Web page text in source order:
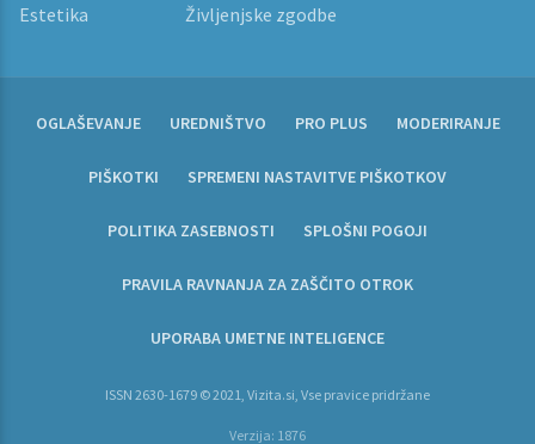
Estetika
Življenjske zgodbe
OGLAŠEVANJE UREDNIŠTVO PRO PLUS MODERIRANJE
PIŠKOTKI SPREMENI NASTAVITVE PIŠKOTKOV
POLITIKA ZASEBNOSTI SPLOŠNI POGOJI
PRAVILA RAVNANJA ZA ZAŠČITO OTROK
UPORABA UMETNE INTELIGENCE
ISSN 2630-1679 © 2021, Vizita.si, Vse pravice pridržane
Verzija: 1876